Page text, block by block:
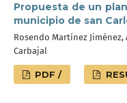
Propuesta de un
municipio de san
Rosendo Martínez
Carbajal
PDF /